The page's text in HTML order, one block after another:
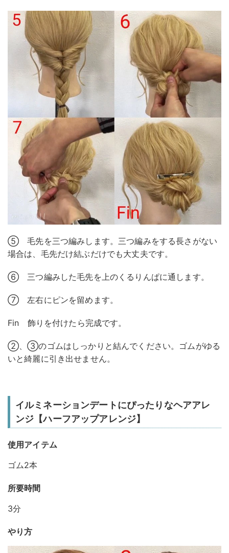
⑤ 毛先を三つ編みします。三つ編みをする長さがない
場合は、毛先だけ結ぶだけでも大丈夫です。
⑥ 三つ編みした毛先を上のくるりんぱに通します。
⑦ 左右にピンを留めます。
Fin 飾りを付けたら完成です。
②、③のゴムはしっかりと結んでください。ゴムがゆる
いと綺麗に引き出せません。
イルミネーションデートにぴったりなヘアアレ
ンジ【ハーフアップアレンジ】
使用アイテム
ゴム2本
所要時間
3分
やり方